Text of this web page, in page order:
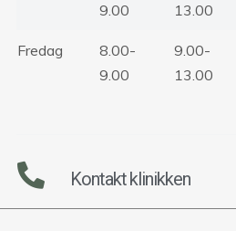
9.00
13.00
Fredag
8.00-
9.00
9.00-
13.00
Kontakt klinikken